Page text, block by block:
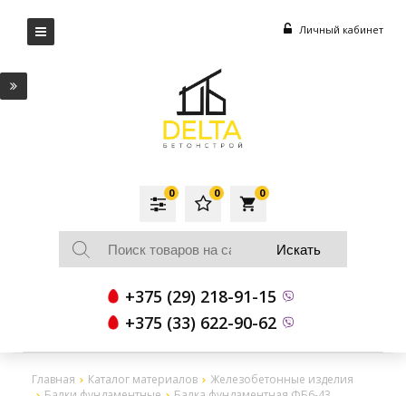
Личный кабинет
local_grocery_store
0
0
0
+375 (29) 218-91-15
+375 (33) 622-90-62
Главная Каталог материалов
Железобетонные изделия